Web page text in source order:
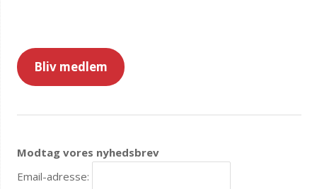
Bliv medlem
Modtag vores nyhedsbrev
Email-adresse: